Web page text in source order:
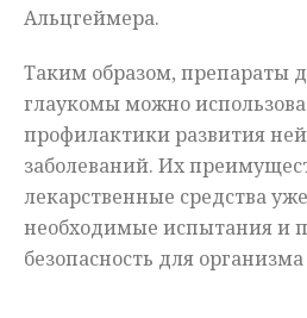
Альцгеймера.
Таким образом, препараты
глаукомы можно
профилактики развития
заболеваний. Их
лекарственные средства
необходимые испытания и
безопасность для